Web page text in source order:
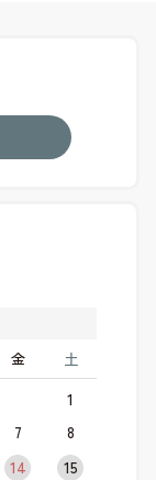
金 土
1
7
8
14
15